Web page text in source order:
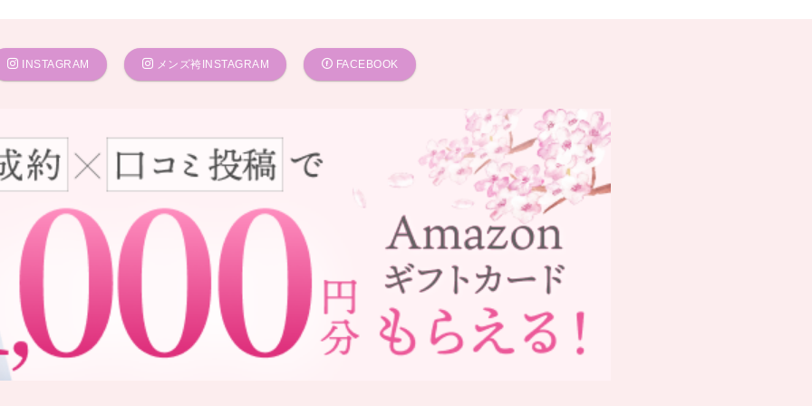
INSTAGRAM メンズ袴INSTAGRAM FACEBOOK